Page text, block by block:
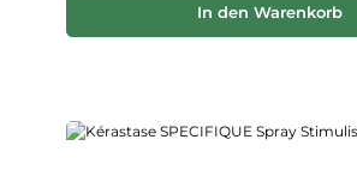
In den Warenkorb